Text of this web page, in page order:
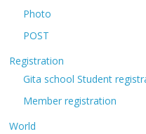
Photo
POST
Registration
Gita school Student
Member registration
World